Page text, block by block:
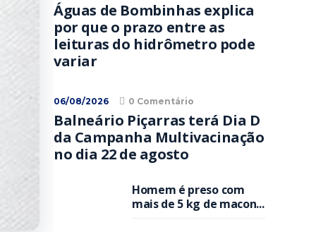
Águas de Bombinhas explica
por que o prazo entre as
leituras do hidrômetro pode
variar
06/08/2026 0 Comentário
Balneário Piçarras terá Dia D
da Campanha Multivacinação
no dia 22 de agosto
Homem é preso com
mais de 5 kg de macon...